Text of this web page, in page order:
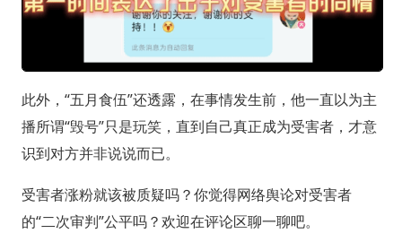
此外，“五月食伍”还透露，在事情发生前，他一直以为主
播所谓“毁号”只是玩笑，直到自己真正成为受害者，才意
识到对方并非说说而已。
受害者涨粉就该被质疑吗？你觉得网络舆论对受害者
的“二次审判”公平吗？欢迎在评论区聊一聊吧。